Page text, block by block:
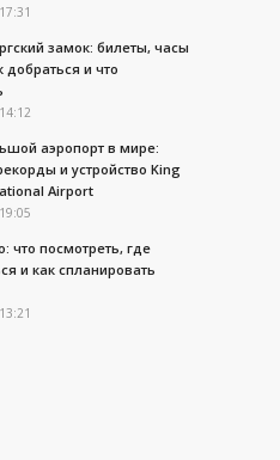
замок: билеты, часы
добраться и что
аэропорт в мире:
и устройство King
Airport
что посмотреть, где
и как спланировать